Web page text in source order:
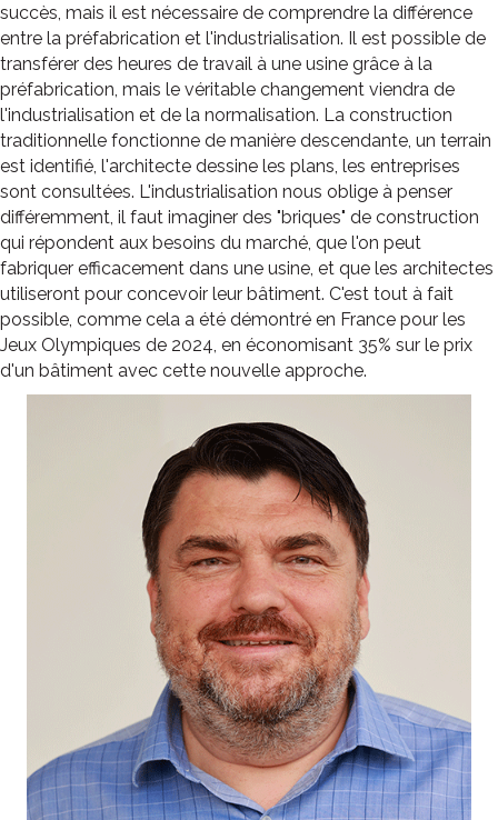
succès, mais il est nécessaire de comprendre la différence
entre la préfabrication et l'industrialisation. Il est possible de
transférer des heures de travail à une usine grâce à la
préfabrication, mais le véritable changement viendra de
l'industrialisation et de la normalisation. La construction
traditionnelle fonctionne de manière descendante, un terrain
est identifié, l'architecte dessine les plans, les entreprises
sont consultées. L'industrialisation nous oblige à penser
différemment, il faut imaginer des "briques" de construction
qui répondent aux besoins du marché, que l'on peut
fabriquer efficacement dans une usine, et que les architectes
utiliseront pour concevoir leur bâtiment. C'est tout à fait
possible, comme cela a été démontré en France pour les
Jeux Olympiques de 2024, en économisant 35% sur le prix
d'un bâtiment avec cette nouvelle approche.